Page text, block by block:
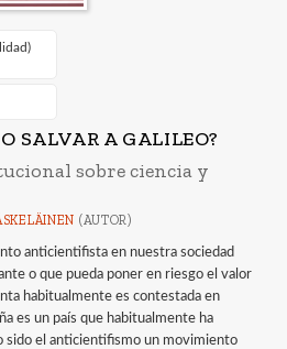
SALVAR A GALILEO?
sobre ciencia y
(AUTOR)
anticientifista en nuestra sociedad
o que pueda poner en riesgo el valor
habitualmente es contestada en
es un país que habitualmente ha
sido el anticientifismo un movimiento